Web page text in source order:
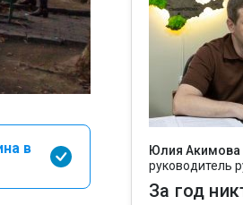
в
Юлия Акимова
руководитель
За год